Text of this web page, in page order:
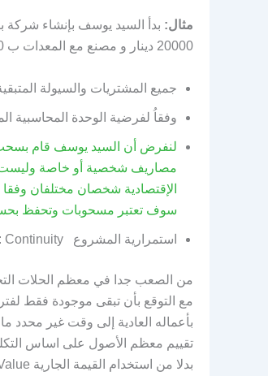
مثال:
20000 دينار و مصنع مع المعدات ب 40000 دينار, و تبقى ما قيمته 10000 دينار نقداُ:
جميع المشتريات والسيولة
وفقاُ لفرضية الوحدة المحاسبية المستقلة سوف تعامل ال
مصاريف شخصية أو خاصة وليست
الإقتصادية شخصان مختلفان
سوف تعتبر مسحوبات وتحفظ
استمرارية المشروع Continuity :
من الصعب جدا في معظم الحلات
مع التوقع بأن تبقى موجودة فقط
بأعماله العادية إلى وقت غير محدد
تقييم معظم الأصول على اساس